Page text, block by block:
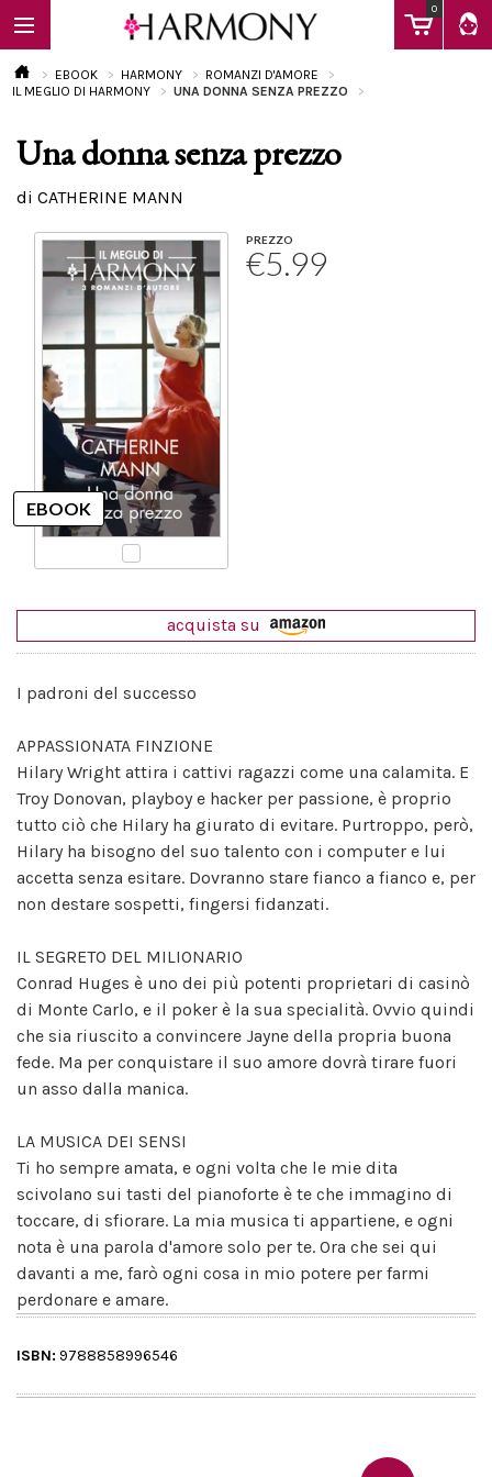
0
EBOOK
Calendario
EBOOK HARMONY
ROMANZI D'AMORE
IL MEGLIO DI HARMONY
UNA DONNA SENZA PREZZO
Una donna senza prezzo
di CATHERINE MANN
PREZZO
€5.99
acquista su
I padroni del successo
APPASSIONATA FINZIONE
Hilary Wright attira i cattivi ragazzi come una calamita. E
Troy Donovan, playboy e hacker per passione, è proprio
tutto ciò che Hilary ha giurato di evitare. Purtroppo, però,
Hilary ha bisogno del suo talento con i computer e lui
accetta senza esitare. Dovranno stare fianco a fianco e, per
non destare sospetti, fingersi fidanzati.
IL SEGRETO DEL MILIONARIO
Conrad Huges è uno dei più potenti proprietari di casinò
di Monte Carlo, e il poker è la sua specialità. Ovvio quindi
che sia riuscito a convincere Jayne della propria buona
fede. Ma per conquistare il suo amore dovrà tirare fuori
un asso dalla manica.
LA MUSICA DEI SENSI
Ti ho sempre amata, e ogni volta che le mie dita
scivolano sui tasti del pianoforte è te che immagino di
toccare, di sfiorare. La mia musica ti appartiene, e ogni
nota è una parola d'amore solo per te. Ora che sei qui
davanti a me, farò ogni cosa in mio potere per farmi
perdonare e amare.
ISBN: 9788858996546